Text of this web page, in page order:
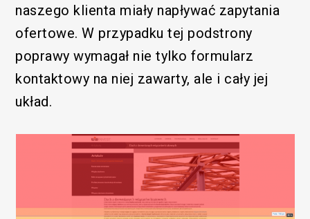
naszego klienta miały napływać zapytania
ofertowe. W przypadku tej podstrony
poprawy wymagał nie tylko formularz
kontaktowy na niej zawarty, ale i cały jej
układ.